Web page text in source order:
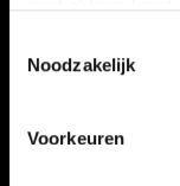
Noodzakelijk
Voorkeuren
VERHALEN
KALENDER